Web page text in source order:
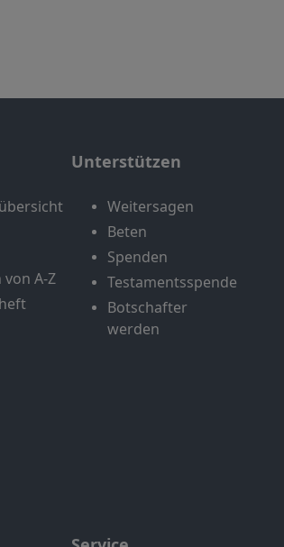
A-Z
Unterstützen
Weitersagen
Beten
Spenden
Testamentsspende
Botschafter
werden